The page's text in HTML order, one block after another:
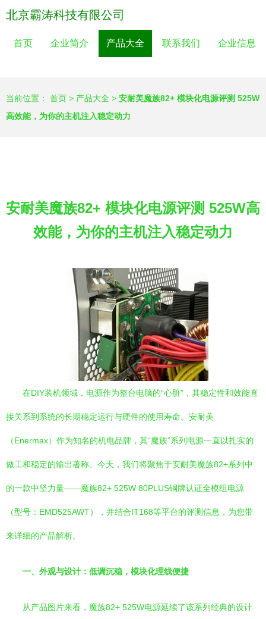
北京霸涛科技有限公司
首页 企业简介 产品大全 联系我们 企业信息
当前位置： 首页 > 产品大全 > 安耐美魔族82+ 模块化电源评测 525W
高效能，为你的主机注入稳定动力
安耐美魔族82+ 模块化电源评测 525W高
效能，为你的主机注入稳定动力
在DIY装机领域，电源作为整台电脑的“心脏”，其稳定性和效能直
接关系到系统的长期稳定运行与硬件的使用寿命。安耐美
（Enermax）作为知名的机电品牌，其“魔族”系列电源一直以扎实的
做工和稳定的输出著称。今天，我们将聚焦于安耐美魔族82+系列中
的一款中坚力量——魔族82+ 525W 80PLUS铜牌认证全模组电源
（型号：EMD525AWT），并结合IT168等平台的评测信息，为您带
来详细的产品解析。
一、外观与设计：低调沉稳，模块化理线便捷
从产品图片来看，魔族82+ 525W电源延续了该系列经典的设计